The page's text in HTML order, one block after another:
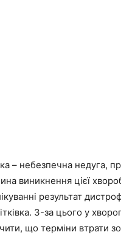
– небезпечна недуга,
виникнення цієї
результат
З-за цього у
що терміни втрати